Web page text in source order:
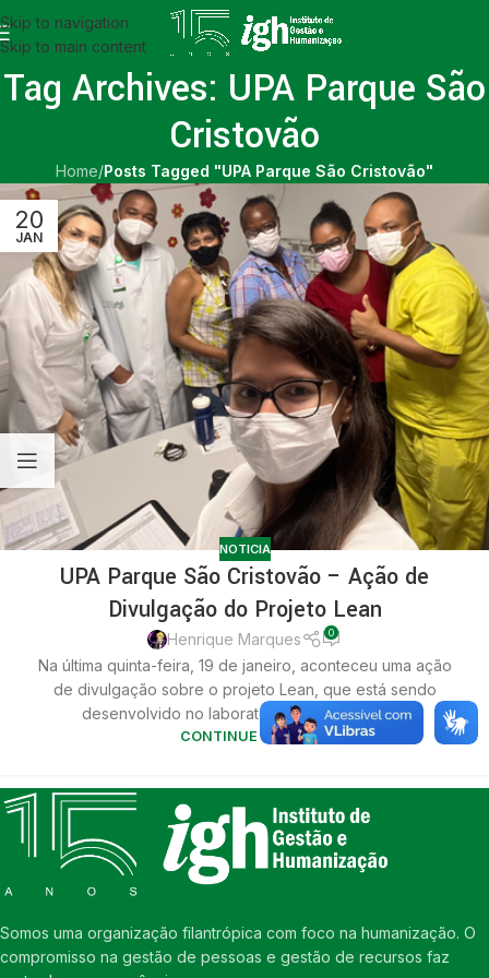
Skip to navigation
Skip to main content
Tag Archives: UPA Parque São
Cristovão
Home/Posts Tagged "UPA Parque São Cristovão"
20
JAN
NOTICIA
UPA Parque São Cristovão – Ação de
Divulgação do Projeto Lean
Henrique Marques 0
Na última quinta-feira, 19 de janeiro, aconteceu uma ação
de divulgação sobre o projeto Lean, que está sendo
desenvolvido no laboratório da unidade UP...
CONTINUE LENDO
Somos uma organização filantrópica com foco na humanização. O
compromisso na gestão de pessoas e gestão de recursos faz